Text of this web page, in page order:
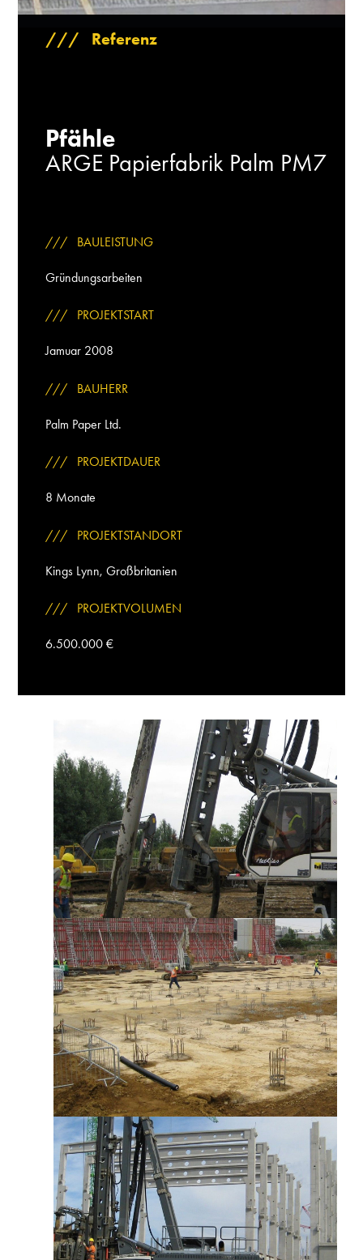
/// Referenz
Pfähle
ARGE Papierfabrik Palm PM7
/// BAULEISTUNG
Gründungsarbeiten
/// PROJEKTSTART
Jamuar 2008
/// BAUHERR
Palm Paper Ltd.
/// PROJEKTDAUER
8 Monate
/// PROJEKTSTANDORT
Kings Lynn, Großbritanien
/// PROJEKTVOLUMEN
6.500.000 €